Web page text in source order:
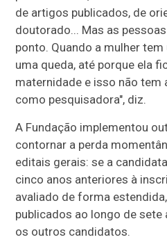
de artigos publicados, de
doutorado... Mas as
ponto. Quando a mulher
uma queda, até porque ela
maternidade e isso não tem
como pesquisadora", diz.
A Fundação implementou
contornar a perda
editais gerais: se a
cinco anos anteriores à
avaliado de forma
publicados ao longo de sete
os outros candidatos.